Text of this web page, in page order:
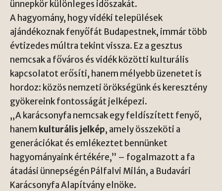
ünnepkör különleges időszakát.
A hagyomány, hogy vidéki települések
ajándékoznak fenyőfát Budapestnek, immár több
évtizedes múltra tekint vissza. Ez a gesztus
nemcsak a főváros és vidék közötti kulturális
kapcsolatot erősíti, hanem mélyebb üzenetet is
hordoz: közös nemzeti örökségünk és keresztény
gyökereink fontosságát jelképezi.
„A karácsonyfa nemcsak egy feldíszített fenyő,
hanem kulturális jelkép, amely összeköti a
generációkat és emlékeztet bennünket
hagyományaink értékére,” – fogalmazott a fa
átadási ünnepségén Pálfalvi Milán, a Budavári
Karácsonyfa Alapítvány elnöke.